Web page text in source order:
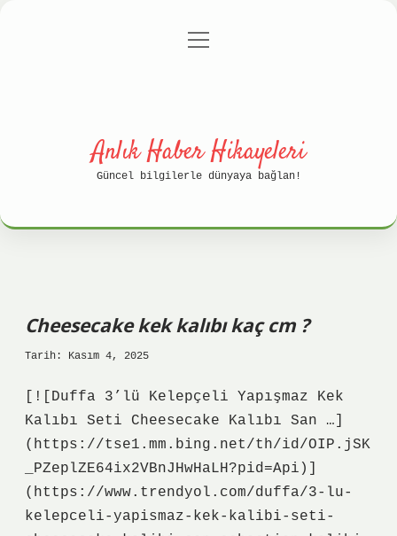
Gizlilik Politikası
menüyü
Anlık Haber Hikayeleri
Güncel bilgilerle dünyaya bağlan!
Cheesecake kek kalıbı kaç cm ?
Tarih: Kasım 4, 2025
[![Duffa 3’lü Kelepçeli Yapışmaz Kek
Kalıbı Seti Cheesecake Kalıbı San …]
(https://tse1.mm.bing.net/th/id/OIP.jSK
_PZeplZE64ix2VBnJHwHaLH?pid=Api)]
(https://www.trendyol.com/duffa/3-lu-
kelepceli-yapismaz-kek-kalibi-seti-